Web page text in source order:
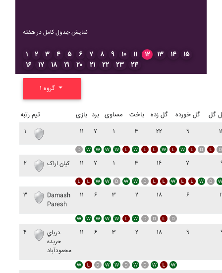
نمایش جدول کامل در هفته
۱ ۲ ۳ ۴ ۵ ۶ ۷ ۸ ۹ ۱۰ ۱۱ ۱۲ ۱۳ ۱۴
۱۵
۱۶
۱۷ ۱۸ ۱۹ ۲۰ ۲۱ ۲۲ ۲۳ ۲۴
رتبه تیم بازی برد مساوی باخت گل زده گل خورده گل
۱ ۱۱ ۷ ۱ ۳ ۲۲ ۹
۲ کيان اراک ۱۱ ۷ ۱ ۳ ۱۶ ۷
۳
Damash
Paresh
۱۱ ۶ ۳ ۲ ۱۸ ۶
۴
درياي
حربده
محمودآباد
۱۱ ۶ ۳ ۲ ۱۸ ۹